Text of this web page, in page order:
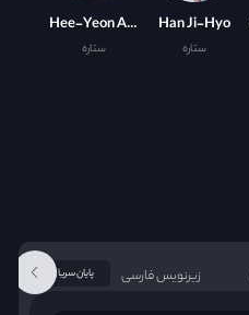
Han Ji-Hyo
ستاره
Hee-Yeon Ahn
ستاره
زیرنویس فارسی پایان سریال